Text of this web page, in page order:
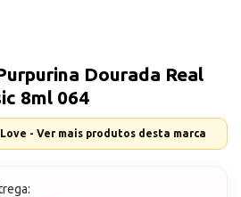
Dourada Real
8ml 064
- Ver mais produtos desta marca